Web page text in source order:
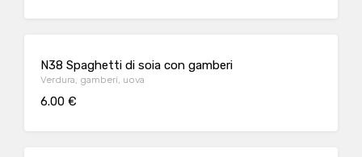
N38 Spaghetti di soia con gamberi
Verdura, gamberi, uova
6.00 €